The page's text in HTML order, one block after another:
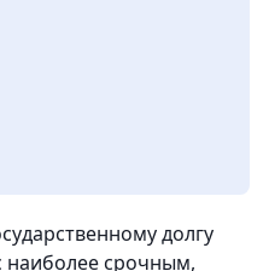
долгу
наиболее срочным,